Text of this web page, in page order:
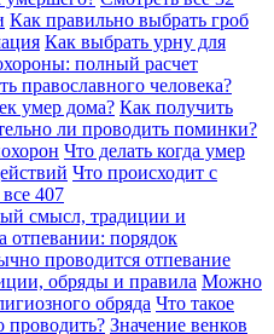
Как правильно выбрать гроб
Как выбрать урну для
полный расчет
православного человека?
умер дома? Как получить
ли проводить поминки?
Что делать когда умер
Что происходит с
407
смысл, традиции и
отпевании: порядок
проводится отпевание
обряды и правила Можно
обряда Что такое
проводить? Значение венков